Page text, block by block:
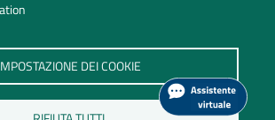
DEI COOKIE
(vedi le altre caselle